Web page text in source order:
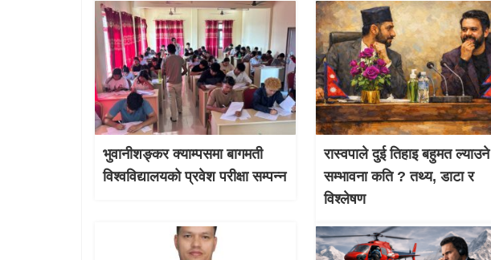
भुवानीशङ्कर क्याम्पसमा बागमती
विश्वविद्यालयको प्रवेश परीक्षा सम्पन्न
रास्वपाले दुई तिहाइ बहुमत ल्याउने
सम्भावना कति ? तथ्य, डाटा र
विश्लेषण